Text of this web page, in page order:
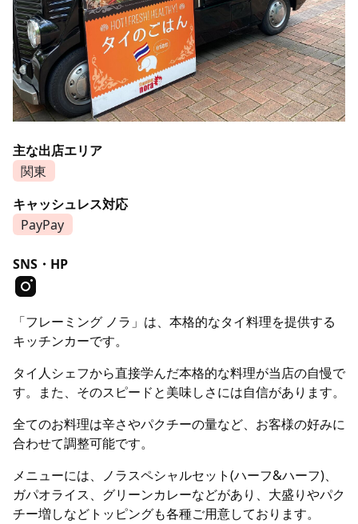
主な出店エリア
関東
キャッシュレス対応
PayPay
SNS・HP
「フレーミング ノラ」は、本格的なタイ料理を提供する
キッチンカーです。
タイ人シェフから直接学んだ本格的な料理が当店の自慢で
す。また、そのスピードと美味しさには自信があります。
全てのお料理は辛さやパクチーの量など、お客様の好みに
合わせて調整可能です。
メニューには、ノラスペシャルセット(ハーフ&ハーフ)、
ガパオライス、グリーンカレーなどがあり、大盛りやパク
チー増しなどトッピングも各種ご用意しております。